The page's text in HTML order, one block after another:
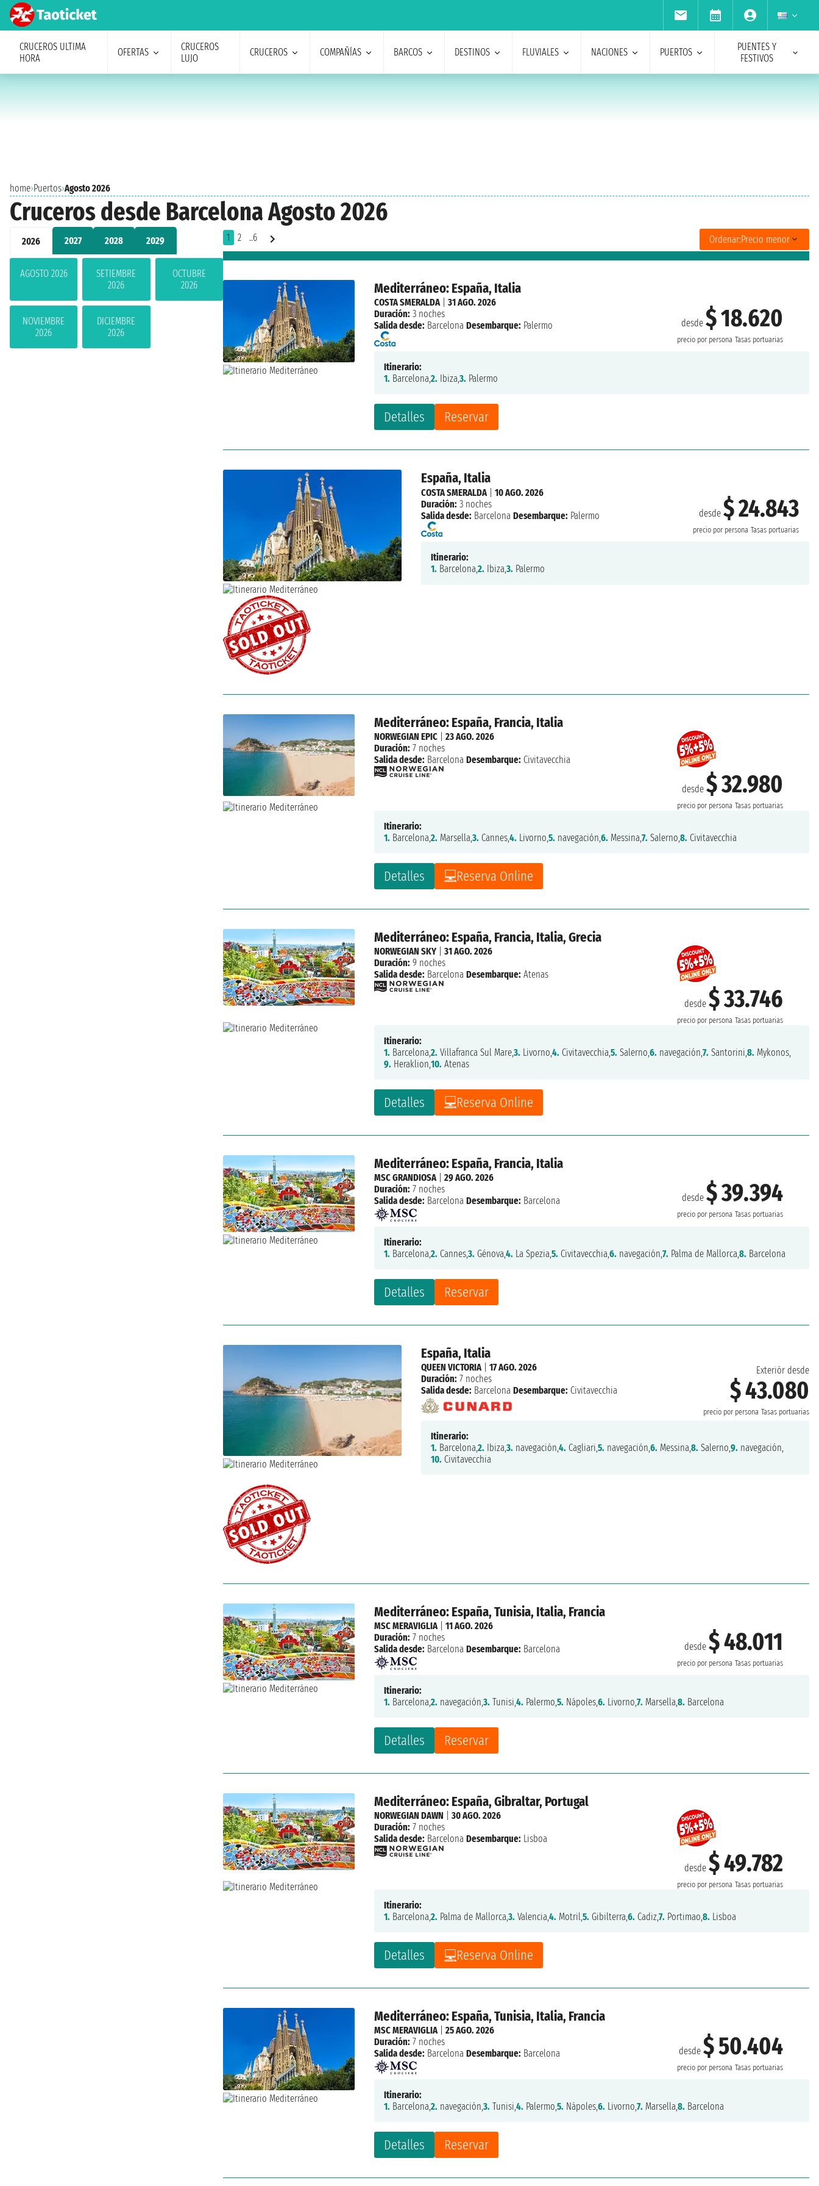
CRUCEROS ULTIMA
HORA
OFERTAS
CRUCEROS
LUJO
CRUCEROS COMPAÑÍAS BARCOS DESTINOS FLUVIALES NACIONES PUERTOS
PUENTES Y
FESTIVOS
home›Puertos›Agosto 2026
Cruceros desde Barcelona Agosto 2026
2026 2027 2028 2029
AGOSTO 2026
SETIEMBRE
2026
OCTUBRE
2026
NOVIEMBRE
2026
DICIEMBRE
2026
1 2 ..6 Ordenar:Precio menor
Mediterráneo: España, Italia
desde$ 18.620
precio por persona Tasas portuarias
Detalles Reservar
COSTA SMERALDA|31 AGO. 2026
Duración: 3 noches
Salida desde: Barcelona Desembarque: Palermo
Itinerario:
1. Barcelona,2. Ibiza,3. Palermo
España, Italia
desde $ 24.843
precio por persona Tasas portuarias
COSTA SMERALDA| 10 AGO. 2026
Duración: 3 noches
Salida desde: Barcelona Desembarque: Palermo
Itinerario:
1. Barcelona,2. Ibiza,3. Palermo
Mediterráneo: España, Francia, Italia
desde$ 32.980
precio por persona Tasas portuarias
Detalles Reserva Online
NORWEGIAN EPIC |23 AGO. 2026
Duración: 7 noches
Salida desde: Barcelona Desembarque: Civitavecchia
Itinerario:
1. Barcelona,2. Marsella,3. Cannes,4. Livorno,5. navegación,6. Messina,7. Salerno,8. Civitavecchia
Mediterráneo: España, Francia, Italia, Grecia
desde$ 33.746
precio por persona Tasas portuarias
Detalles Reserva Online
NORWEGIAN SKY |31 AGO. 2026
Duración: 9 noches
Salida desde: Barcelona Desembarque: Atenas
Itinerario:
1. Barcelona,2. Villafranca Sul Mare,3. Livorno,4. Civitavecchia,5. Salerno,6. navegación,7. Santorini,8. Mykonos,
9. Heraklion,10. Atenas
Mediterráneo: España, Francia, Italia
desde$ 39.394
precio por persona Tasas portuarias
Detalles Reservar
MSC GRANDIOSA |29 AGO. 2026
Duración: 7 noches
Salida desde: Barcelona Desembarque: Barcelona
Itinerario:
1. Barcelona,2. Cannes,3. Génova,4. La Spezia,5. Civitavecchia,6. navegación,7. Palma de Mallorca,8. Barcelona
España, Italia
Exteriór desde
$ 43.080
precio por persona Tasas portuarias
QUEEN VICTORIA| 17 AGO. 2026
Duración: 7 noches
Salida desde: Barcelona Desembarque: Civitavecchia
Itinerario:
1. Barcelona,2. Ibiza,3. navegación,4. Cagliari,5. navegación,6. Messina,8. Salerno,9. navegación,
10. Civitavecchia
Mediterráneo: España, Tunisia, Italia, Francia
desde$ 48.011
precio por persona Tasas portuarias
Detalles Reservar
MSC MERAVIGLIA|11 AGO. 2026
Duración: 7 noches
Salida desde: Barcelona Desembarque: Barcelona
Itinerario:
1. Barcelona,2. navegación,3. Tunisi,4. Palermo,5. Nápoles,6. Livorno,7. Marsella,8. Barcelona
Mediterráneo: España, Gibraltar, Portugal
desde$ 49.782
precio por persona Tasas portuarias
Detalles Reserva Online
NORWEGIAN DAWN |30 AGO. 2026
Duración: 7 noches
Salida desde: Barcelona Desembarque: Lisboa
Itinerario:
1. Barcelona,2. Palma de Mallorca,3. Valencia,4. Motril,5. Gibilterra,6. Cadiz,7. Portimao,8. Lisboa
Mediterráneo: España, Tunisia, Italia, Francia
desde$ 50.404
precio por persona Tasas portuarias
Detalles Reservar
MSC MERAVIGLIA|25 AGO. 2026
Duración: 7 noches
Salida desde: Barcelona Desembarque: Barcelona
Itinerario:
1. Barcelona,2. navegación,3. Tunisi,4. Palermo,5. Nápoles,6. Livorno,7. Marsella,8. Barcelona